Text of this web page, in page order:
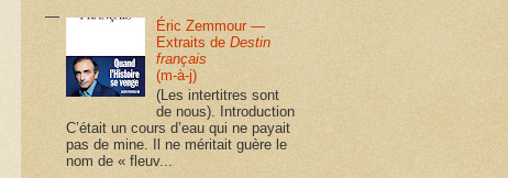
Éric Zemmour —
Extraits deDestin
français
(m-à-j)
(Les intertitres sont
de nous). Introduction
C’était un cours d’eau qui ne payait
pas de mine. Il ne méritait guère le
nom de « fleuv...